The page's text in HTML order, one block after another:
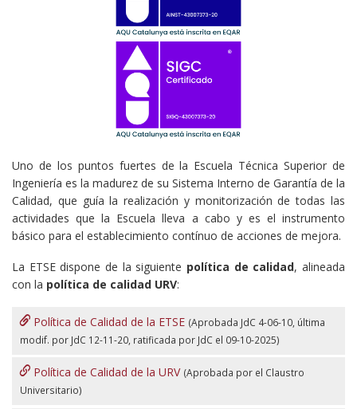
Uno de los puntos fuertes de la Escuela Técnica Superior de
Ingeniería es la madurez de su Sistema Interno de Garantía de la
Calidad, que guía la realización y monitorización de todas las
actividades que la Escuela lleva a cabo y es el instrumento
básico para el establecimiento contínuo de acciones de mejora.
La ETSE dispone de la siguiente política de calidad, alineada
con la política de calidad URV:
Política de Calidad de la ETSE (Aprobada JdC 4-06-10, última
modif. por JdC 12-11-20, ratificada por JdC el 09-10-2025)
Política de Calidad de la URV (Aprobada por el Claustro
Universitario)